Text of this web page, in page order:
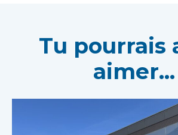
Tu pourrais
aimer...